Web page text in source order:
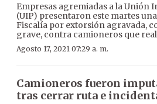
Empresas agremiadas a la Unión
(UIP) presentaron este martes
Fiscalía por extorsión agravada,
grave, contra camioneros que
Agosto 17, 2021 07:29 a. m.
Camioneros fueron
tras cerrar ruta e